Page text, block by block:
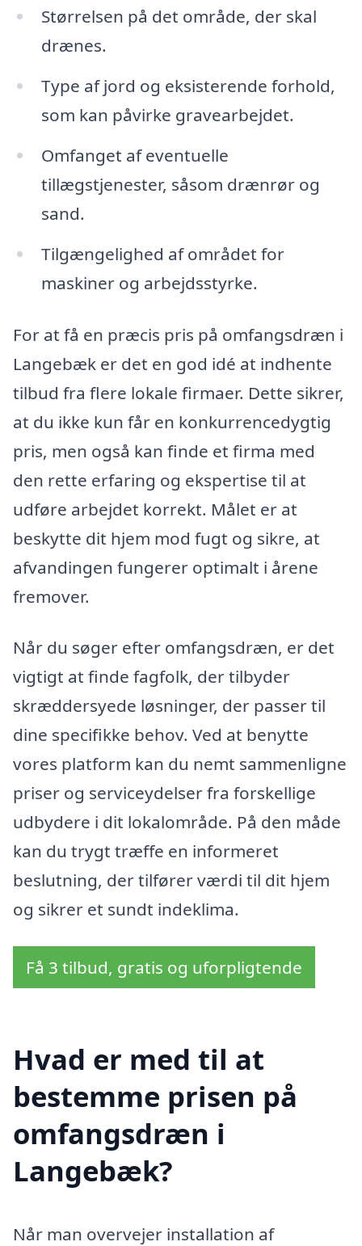
Størrelsen på det område, der skal
drænes.
Type af jord og eksisterende forhold,
som kan påvirke gravearbejdet.
Omfanget af eventuelle
tillægstjenester, såsom drænrør og
sand.
Tilgængelighed af området for
maskiner og arbejdsstyrke.
For at få en præcis pris på omfangsdræn i
Langebæk er det en god idé at indhente
tilbud fra flere lokale firmaer. Dette sikrer,
at du ikke kun får en konkurrencedygtig
pris, men også kan finde et firma med
den rette erfaring og ekspertise til at
udføre arbejdet korrekt. Målet er at
beskytte dit hjem mod fugt og sikre, at
afvandingen fungerer optimalt i årene
fremover.
Når du søger efter omfangsdræn, er det
vigtigt at finde fagfolk, der tilbyder
skræddersyede løsninger, der passer til
dine specifikke behov. Ved at benytte
vores platform kan du nemt sammenligne
priser og serviceydelser fra forskellige
udbydere i dit lokalområde. På den måde
kan du trygt træffe en informeret
beslutning, der tilfører værdi til dit hjem
og sikrer et sundt indeklima.
Få 3 tilbud, gratis og uforpligtende
Hvad er med til at
bestemme prisen på
omfangsdræn i
Langebæk?
Når man overvejer installation af